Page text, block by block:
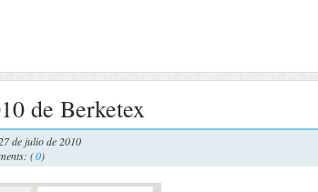
de Berketex
de julio de 2010
(0)